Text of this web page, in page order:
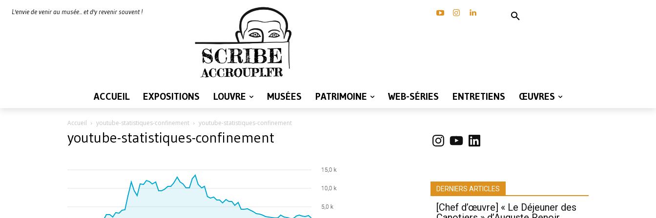
L'envie de venir au musée... et d'y revenir souvent !
ACCUEIL EXPOSITIONS LOUVRE MUSÉES PATRIMOINE WEB-SÉRIES ENTRETIENS ŒUVRES
Accueil youtube-statistiques-confinement youtube-statistiques-confinement
youtube-statistiques-confinement Instagram
YouTubeLinkedIn
DERNIERS ARTICLES
[Chef d’œuvre] « Le Déjeuner des